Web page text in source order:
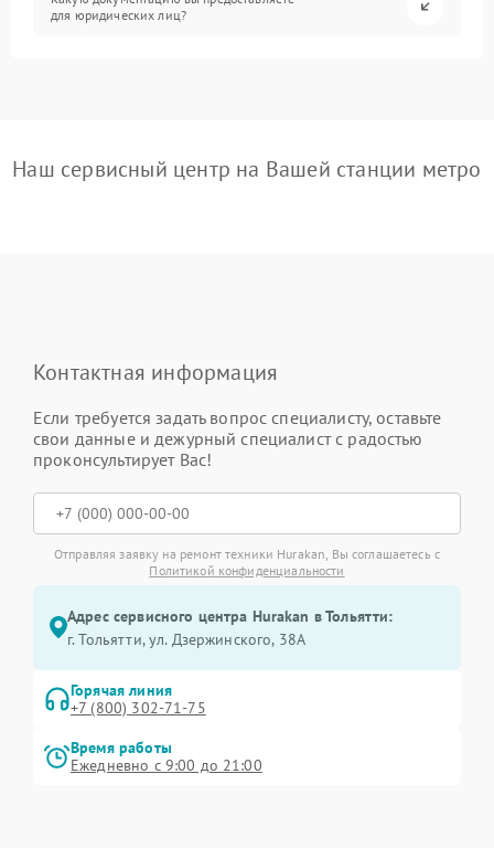
для юридических лиц?
Наш сервисный центр на Вашей станции метро
Контактная информация
Если требуется задать вопрос специалисту, оставьте
свои данные и дежурный специалист с радостью
проконсультирует Вас!
Отправляя заявку на ремонт техники Hurakan, Вы соглашаетесь с
Политикой конфиденциальности
Адрес сервисного центра Hurakan в Тольятти:
г. Тольятти, ул. Дзержинского, 38А
Горячая линия
+7 (800) 302-71-75
Время работы
Ежедневно с 9:00 до 21:00